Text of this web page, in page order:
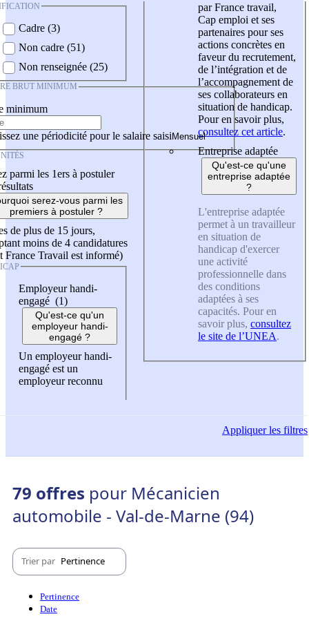
Cadre (3)
Non cadre (51)
Non renseignée (25)
BRUT MINIMUM
minimum
une périodicité pour le salaire saisi
parmi les 1ers à postuler
serez-vous parmi les
premiers à postuler ?
de plus de 15 jours,
moins de 4 candidatures
France Travail est informé)
Employeur handi-
engagé (1)
Qu'est-ce qu'un
employeur handi-
engagé ?
Un employeur handi-
engagé est un
employeur reconnu
par France travail,
Cap emploi et ses
partenaires pour ses
actions concrètes en
faveur du recrutement,
de l’intégration et de
l’accompagnement de
ses collaborateurs en
situation de handicap.
Pour en savoir plus,
consultez cet article.
Entreprise adaptée
Qu'est-ce qu'une
entreprise adaptée
?
L'entreprise adaptée
permet à un travailleur
en situation de
handicap d'exercer
une activité
professionnelle dans
des conditions
adaptées à ses
capacités. Pour en
savoir plus, consultez
le site de l’UNEA.
Appliquerles filtres
79 offres pour Mécanicien
automobile - Val-de-Marne (94)
Trier par Pertinence
Pertinence
Date